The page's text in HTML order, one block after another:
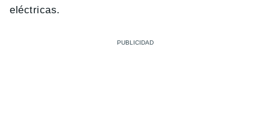
eléctricas.